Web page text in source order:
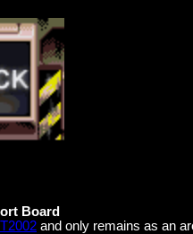
Board
and only remains as an